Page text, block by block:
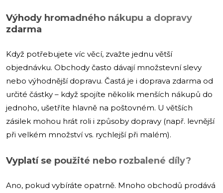
Výhody hromadného nákupu a dopravy
zdarma
Když potřebujete víc věcí, zvažte jednu větší
objednávku. Obchody často dávají množstevní slevy
nebo výhodnější dopravu. Častá je i doprava zdarma od
určité částky – když spojíte několik menších nákupů do
jednoho, ušetříte hlavně na poštovném. U větších
zásilek mohou hrát roli i způsoby dopravy (např. levnější
při velkém množství vs. rychlejší při malém).
Vyplatí se použité nebo rozbalené díly?
Ano, pokud vybíráte opatrně. Mnoho obchodů prodává